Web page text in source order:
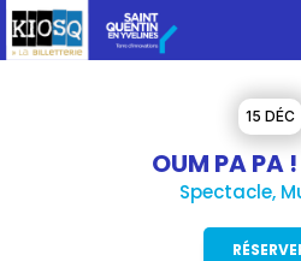
15 DÉC
OUM PA PA
Spectacle,